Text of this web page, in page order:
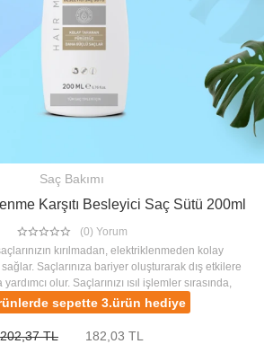
Saç Bakımı
Karşıtı Besleyici Saç Sütü 200ml
(0) Yorum
kırılmadan, elektriklenmeden kolay
Saçlarınıza bariyer oluşturarak dış etkilere
olur. Saçlarınızı ısıl işlemler sırasında,
ışınlarından korur ve daha parlak
sepette 3.ürün hediye
202,37 TL 182,03 TL